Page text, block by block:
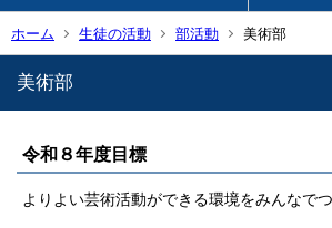
ホーム 生徒の活動 部活動 美術部
美術部
令和８年度目標
よりよい芸術活動ができる環境をみんなで